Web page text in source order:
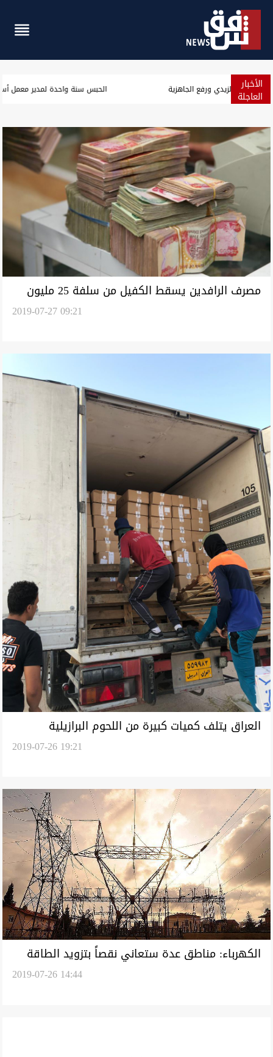
الأخبار
العاجلة بغداد.. اجتماع أمني موسع لتطبيق توجيهات الزيدي ورفع الجاهزية
مصرف الرافدين يسقط الكفيل من سلفة 25 مليون
2019-07-27 09:21
العراق يتلف كميات كبيرة من اللحوم البرازيلية
2019-07-26 19:21
الكهرباء: مناطق عدة ستعاني نقصاً بتزويد الطاقة
2019-07-26 14:44